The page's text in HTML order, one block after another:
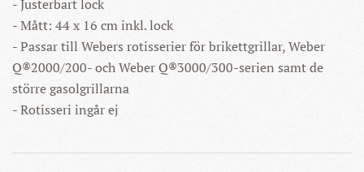
- Justerbart lock
- Mått: 44 x 16 cm inkl. lock
- Passar till Webers rotisserier för brikettgrillar, Weber
Q®2000/200- och Weber Q®3000/300-serien samt de
större gasolgrillarna
- Rotisseri ingår ej